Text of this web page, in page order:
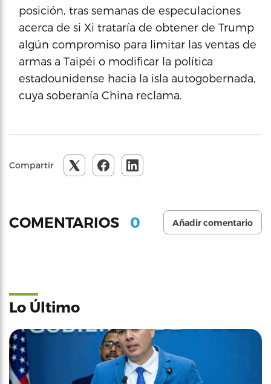
posición, tras semanas de especulaciones
acerca de si Xi trataría de obtener de Trump
algún compromiso para limitar las ventas de
armas a Taipéi o modificar la política
estadounidense hacia la isla autogobernada,
cuya soberanía China reclama.
Compartir
COMENTARIOS 0 Añadir comentario
Lo Último